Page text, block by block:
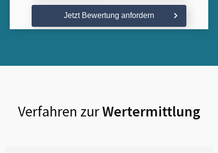
Jetzt Bewertung anfordern
Verfahren zurWertermittlung